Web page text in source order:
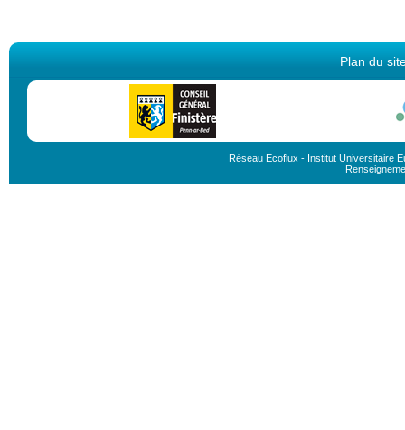
Plan du
Réseau Ecoflux - Institut Universitaire